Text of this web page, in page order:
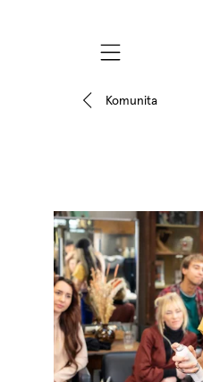
Mobile
Komunita